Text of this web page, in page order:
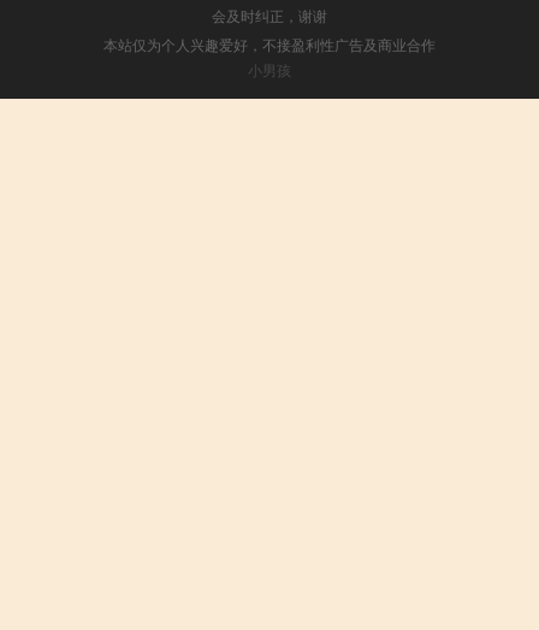
会及时纠正，谢谢
本站仅为个人兴趣爱好，不接盈利性广告及商业合作
小男孩